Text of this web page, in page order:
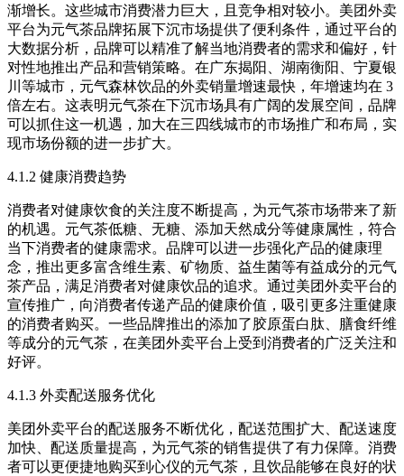
渐增长。这些城市消费潜力巨大，且竞争相对较小。美团外卖
平台为元气茶品牌拓展下沉市场提供了便利条件，通过平台的
大数据分析，品牌可以精准了解当地消费者的需求和偏好，针
对性地推出产品和营销策略。在广东揭阳、湖南衡阳、宁夏银
川等城市，元气森林饮品的外卖销量增速最快，年增速均在 3
倍左右。这表明元气茶在下沉市场具有广阔的发展空间，品牌
可以抓住这一机遇，加大在三四线城市的市场推广和布局，实
现市场份额的进一步扩大。​
4.1.2 健康消费趋势​
消费者对健康饮食的关注度不断提高，为元气茶市场带来了新
的机遇。元气茶低糖、无糖、添加天然成分等健康属性，符合
当下消费者的健康需求。品牌可以进一步强化产品的健康理
念，推出更多富含维生素、矿物质、益生菌等有益成分的元气
茶产品，满足消费者对健康饮品的追求。通过美团外卖平台的
宣传推广，向消费者传递产品的健康价值，吸引更多注重健康
的消费者购买。一些品牌推出的添加了胶原蛋白肽、膳食纤维
等成分的元气茶，在美团外卖平台上受到消费者的广泛关注和
好评。​
4.1.3 外卖配送服务优化​
美团外卖平台的配送服务不断优化，配送范围扩大、配送速度
加快、配送质量提高，为元气茶的销售提供了有力保障。消费
者可以更便捷地购买到心仪的元气茶，且饮品能够在良好的状